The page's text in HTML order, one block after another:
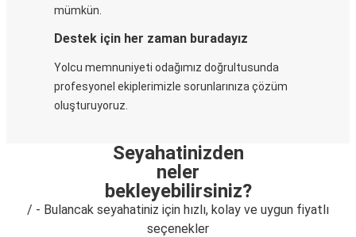
mümkün.
Destek için her zaman buradayız
Yolcu memnuniyeti odağımız doğrultusunda
profesyonel ekiplerimizle sorunlarınıza çözüm
oluşturuyoruz.
Seyahatinizden
neler
bekleyebilirsiniz?
/ - Bulancak seyahatiniz için hızlı, kolay ve uygun fiyatlı
seçenekler